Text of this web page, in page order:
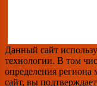
Скамья силовая
роспитспорт
7 290 руб.
добавить в заказ
Данный сайт
технологии. В том
определения
сайт, вы